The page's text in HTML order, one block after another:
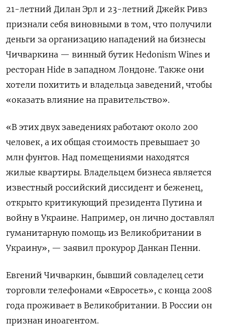
21-летний Дилан Эрл и 23-летний Джейк Ривз
признали себя виновными в том, что получили
деньги за организацию нападений на бизнесы
Чичваркина — винный бутик Hedonism Wines и
ресторан Hide в западном Лондоне. Также они
хотели похитить и владельца заведений, чтобы
«оказать влияние на правительство».
«В этих двух заведениях работают около 200
человек, а их общая стоимость превышает 30
млн фунтов. Над помещениями находятся
жилые квартиры. Владельцем бизнеса является
известный российский диссидент и беженец,
открыто критикующий президента Путина и
войну в Украине. Например, он лично доставлял
гуманитарную помощь из Великобритании в
Украину», — заявил прокурор Данкан Пенни.
Евгений Чичваркин, бывший совладелец сети
торговли телефонами «Евросеть», с конца 2008
года проживает в Великобритании. В России он
признан иноагентом.